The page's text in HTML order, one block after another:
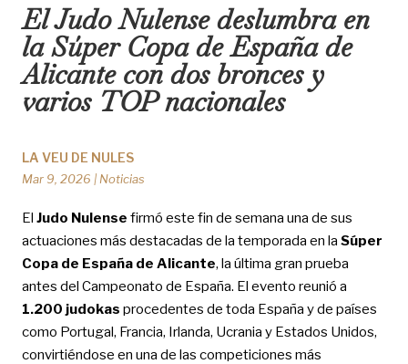
El Judo Nulense deslumbra en
la Súper Copa de España de
Alicante con dos bronces y
varios TOP nacionales
LA VEU DE NULES
Mar 9, 2026 | Noticias
El Judo Nulense firmó este fin de semana una de sus
actuaciones más destacadas de la temporada en la Súper
Copa de España de Alicante, la última gran prueba
antes del Campeonato de España. El evento reunió a
1.200 judokas procedentes de toda España y de países
como Portugal, Francia, Irlanda, Ucrania y Estados Unidos,
convirtiéndose en una de las competiciones más